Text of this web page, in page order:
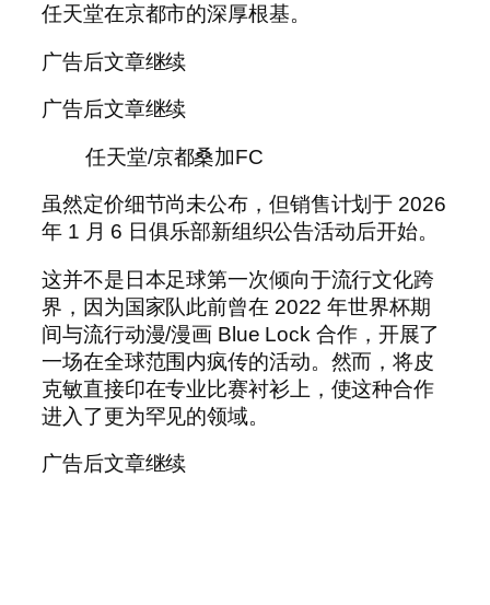
任天堂在京都市的深厚根基。
广告后文章继续
广告后文章继续
任天堂/京都桑加FC
虽然定价细节尚未公布，但销售计划于 2026
年 1 月 6 日俱乐部新组织公告活动后开始。
这并不是日本足球第一次倾向于流行文化跨
界，因为国家队此前曾在 2022 年世界杯期
间与流行动漫/漫画 Blue Lock 合作，开展了
一场在全球范围内疯传的活动。然而，将皮
克敏直接印在专业比赛衬衫上，使这种合作
进入了更为罕见的领域。
广告后文章继续